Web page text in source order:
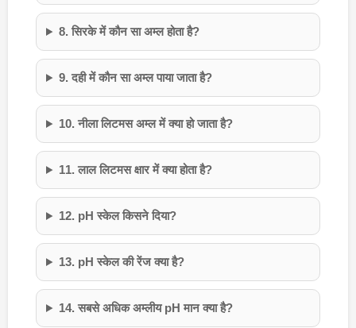
8. सिरके में कौन सा अम्ल होता है?
9. दही में कौन सा अम्ल पाया जाता है?
10. नीला लिटमस अम्ल में क्या हो जाता है?
11. लाल लिटमस क्षार में क्या होता है?
12. pH स्केल किसने दिया?
13. pH स्केल की रेंज क्या है?
14. सबसे अधिक अम्लीय pH मान क्या है?